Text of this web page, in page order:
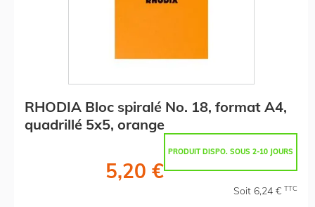
RHODIA Bloc spiralé No. 18, format A4,
quadrillé 5x5, orange
PRODUIT DISPO. SOUS 2-10 JOURS
5,20 €
Soit 6,24 € TTC